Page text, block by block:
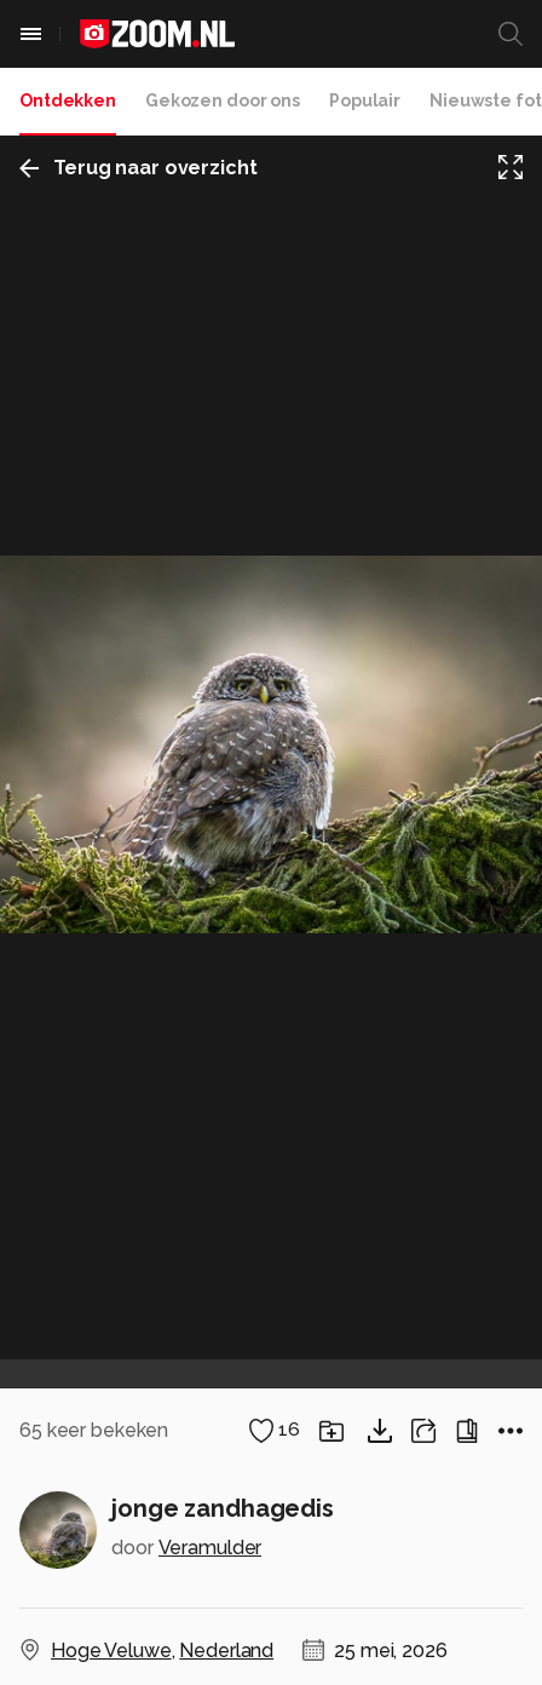
Ontdekken Gekozen door ons Populair Nieuwste
Terug naar overzicht
65 keer bekeken 16
jonge zandhagedis
door Veramulder
Hoge Veluwe, Nederland 25 mei, 2026